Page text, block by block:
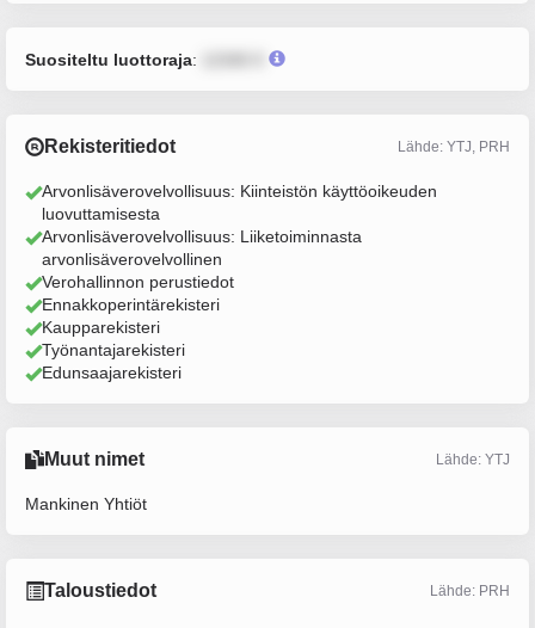
Suositeltu luottoraja:
Rekisteritiedot Lähde: YTJ, PRH
Arvonlisäverovelvollisuus: Kiinteistön käyttöoikeuden
luovuttamisesta
Arvonlisäverovelvollisuus: Liiketoiminnasta
arvonlisäverovelvollinen
Verohallinnon perustiedot
Ennakkoperintärekisteri
Kaupparekisteri
Työnantajarekisteri
Edunsaajarekisteri
Muut nimet Lähde: YTJ
Mankinen Yhtiöt
Taloustiedot Lähde: PRH